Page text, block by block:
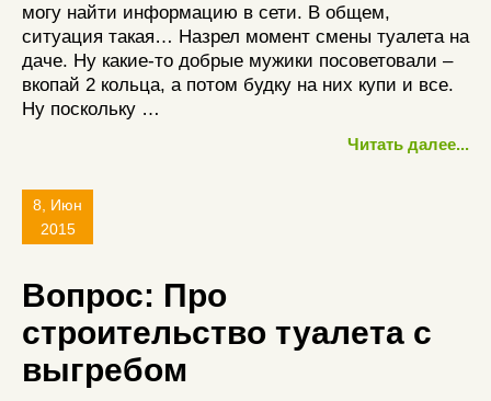
могу найти информацию в сети. В общем,
ситуация такая… Назрел момент смены туалета на
даче. Ну какие-то добрые мужики посоветовали –
вкопай 2 кольца, а потом будку на них купи и все.
Ну поскольку …
Читать далее...
8, Июн
2015
Вопрос: Про
строительство туалета с
выгребом